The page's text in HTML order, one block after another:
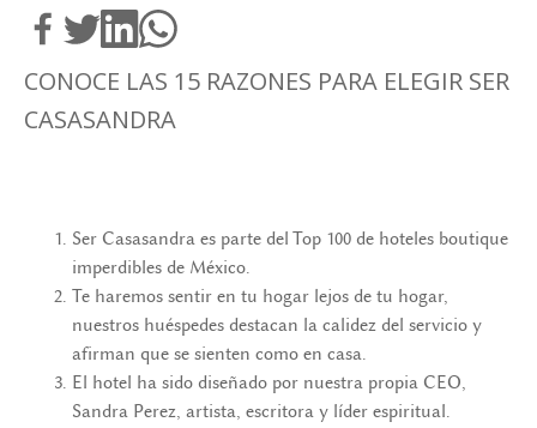
CONOCE LAS 15 RAZONES PARA ELEGIR SER
CASASANDRA
Ser Casasandra es parte del Top 100 de hoteles boutique
imperdibles de México.
Te haremos sentir en tu hogar lejos de tu hogar,
nuestros huéspedes destacan la calidez del servicio y
afirman que se sienten como en casa.
El hotel ha sido diseñado por nuestra propia CEO,
Sandra Perez, artista, escritora y líder espiritual.